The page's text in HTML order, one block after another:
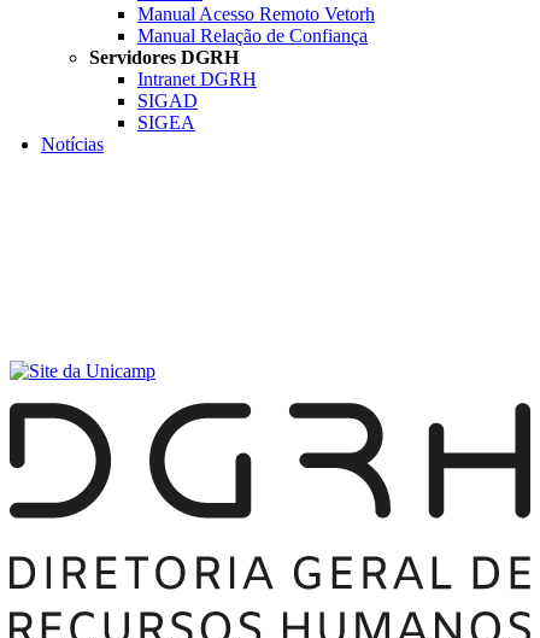
Manual Acesso Remoto Vetorh
Manual Relação de Confiança
Servidores DGRH
Intranet DGRH
SIGAD
SIGEA
Notícias